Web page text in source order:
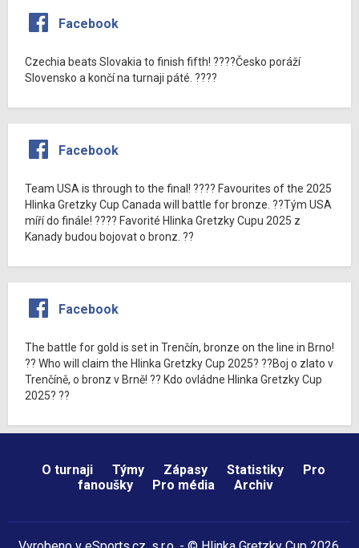
Facebook
Czechia beats Slovakia to finish fifth! ????Česko poráží
Slovensko a končí na turnaji páté. ????
Facebook
Team USA is through to the final! ???? Favourites of the 2025
Hlinka Gretzky Cup Canada will battle for bronze. ??Tým USA
míří do finále! ???? Favorité Hlinka Gretzky Cupu 2025 z
Kanady budou bojovat o bronz. ??
Facebook
The battle for gold is set in Trenčín, bronze on the line in Brno!
?? Who will claim the Hlinka Gretzky Cup 2025? ??Boj o zlato v
Trenčíně, o bronz v Brně! ?? Kdo ovládne Hlinka Gretzky Cup
2025? ??
O turnaji Týmy Zápasy Statistiky
Pro
fanoušky
Pro média Archiv